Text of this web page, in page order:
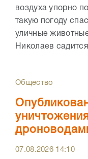
воздуха упорно
такую погоду
уличные
Николаев
Общество
07.08.2026 14:10